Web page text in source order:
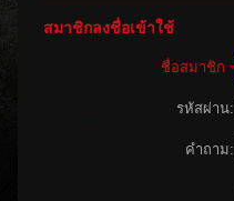
สมาชิกลงชื่อเข้าใช้
ชื่อสมาชิก
รหัสผ่าน:
คำถาม: